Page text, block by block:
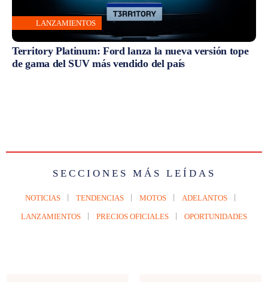
LANZAMIENTOS
Territory Platinum: Ford lanza la nueva versión tope
de gama del SUV más vendido del país
SECCIONES MÁS LEÍDAS
NOTICIAS TENDENCIAS MOTOS ADELANTOS
LANZAMIENTOS PRECIOS OFICIALES OPORTUNIDADES